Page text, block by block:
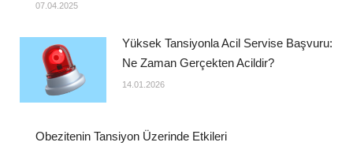
07.04.2025
Yüksek Tansiyonla Acil Servise Başvuru:
Ne Zaman Gerçekten Acildir?
14.01.2026
Obezitenin Tansiyon Üzerinde Etkileri